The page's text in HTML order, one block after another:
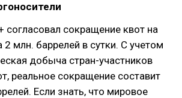
согласовал сокращение квот на
млн. баррелей в сутки. С учетом
добыча стран-участников
реальное сокращение составит
Если знать, что мировое